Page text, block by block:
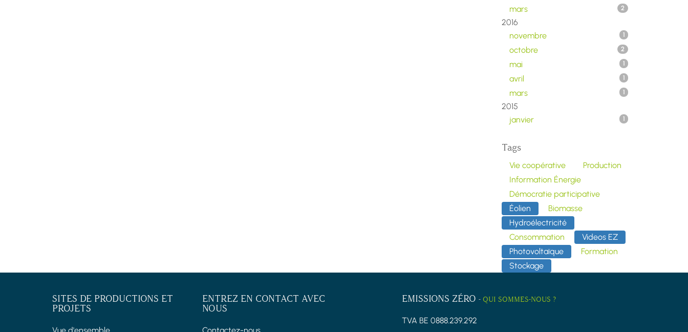
mars 2
2016
novembre
1
octobre 2
mai 1
avril 1
mars 1
2015
janvier
1
Tags
Vie coopérative
Production
Information Énergie
Démocratie participative
Éolien
Biomasse
Hydroélectricité
Consommation
Videos EZ
Photovoltaïque
Formation
Stockage
SITES DE PRODUCTIONS ET
PROJETS
ENTREZ EN CONTACT AVEC
NOUS
EMISSIONS ZÉRO - QUI SOMMES-NOUS ?
TVA BE 0888.239.292